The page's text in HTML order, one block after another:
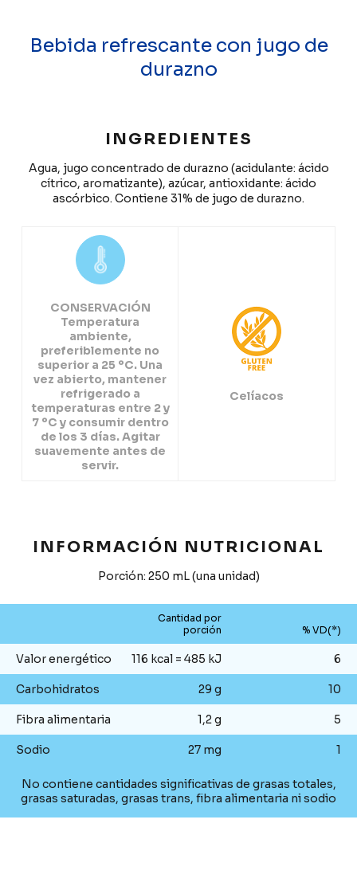
Bebida refrescante con jugo de
durazno
INGREDIENTES
Agua, jugo concentrado de durazno (acidulante: ácido
cítrico, aromatizante), azúcar, antioxidante: ácido
ascórbico. Contiene 31% de jugo de durazno.
CONSERVACIÓN
Temperatura
ambiente,
preferiblemente no
superior a 25 ºC. Una
vez abierto, mantener
refrigerado a
temperaturas entre 2 y
7 ºC y consumir dentro
de los 3 días. Agitar
suavemente antes de
servir.
Celíacos
INFORMACIÓN NUTRICIONAL
Porción: 250 mL (una unidad)
Cantidad por
porción
% VD(*)
Valor energético 116 kcal = 485 kJ 6
Carbohidratos 29 g 10
Fibra alimentaria 1,2 g 5
Sodio 27 mg 1
No contiene cantidades significativas de grasas totales,
grasas saturadas, grasas trans, fibra alimentaria ni sodio